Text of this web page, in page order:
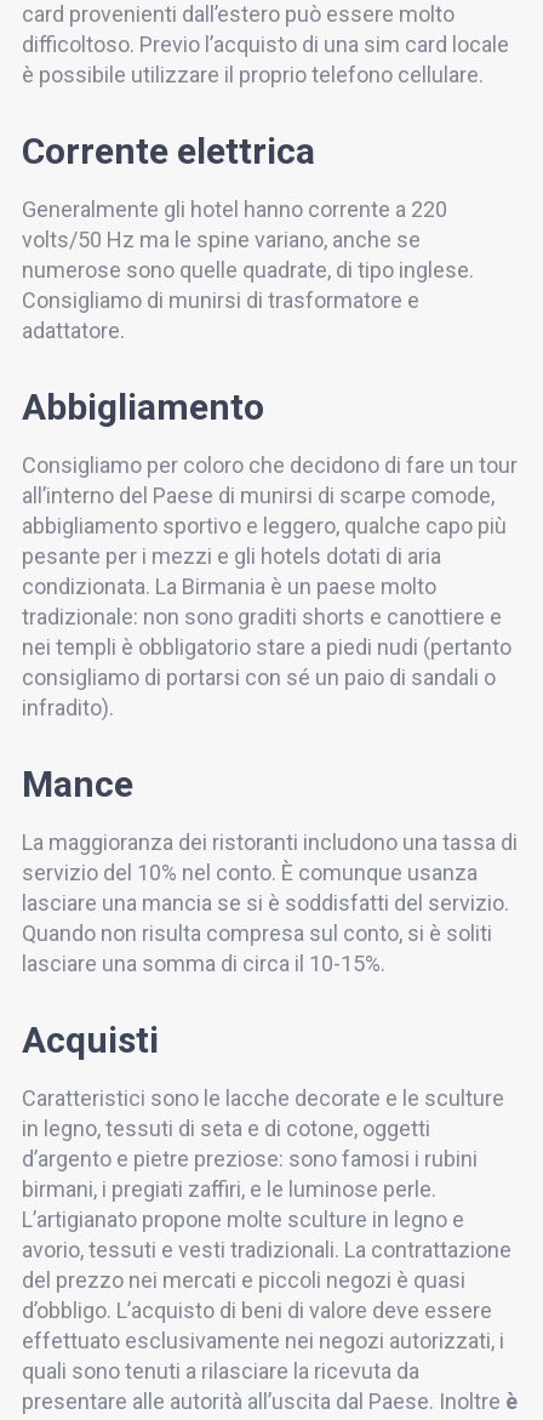
card provenienti dall’estero può essere molto
difficoltoso. Previo l’acquisto di una sim card locale
è possibile utilizzare il proprio telefono cellulare.
Corrente elettrica
Generalmente gli hotel hanno corrente a 220
volts/50 Hz ma le spine variano, anche se
numerose sono quelle quadrate, di tipo inglese.
Consigliamo di munirsi di trasformatore e
adattatore.
Abbigliamento
Consigliamo per coloro che decidono di fare un tour
all’interno del Paese di munirsi di scarpe comode,
abbigliamento sportivo e leggero, qualche capo più
pesante per i mezzi e gli hotels dotati di aria
condizionata. La Birmania è un paese molto
tradizionale: non sono graditi shorts e canottiere e
nei templi è obbligatorio stare a piedi nudi (pertanto
consigliamo di portarsi con sé un paio di sandali o
infradito).
Mance
La maggioranza dei ristoranti includono una tassa di
servizio del 10% nel conto. È comunque usanza
lasciare una mancia se si è soddisfatti del servizio.
Quando non risulta compresa sul conto, si è soliti
lasciare una somma di circa il 10-15%.
Acquisti
Caratteristici sono le lacche decorate e le sculture
in legno, tessuti di seta e di cotone, oggetti
d’argento e pietre preziose: sono famosi i rubini
birmani, i pregiati zaffiri, e le luminose perle.
L’artigianato propone molte sculture in legno e
avorio, tessuti e vesti tradizionali. La contrattazione
del prezzo nei mercati e piccoli negozi è quasi
d’obbligo. L’acquisto di beni di valore deve essere
effettuato esclusivamente nei negozi autorizzati, i
quali sono tenuti a rilasciare la ricevuta da
presentare alle autorità all’uscita dal Paese. Inoltre è